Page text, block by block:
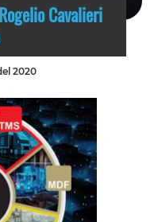
Cavalieri
2020